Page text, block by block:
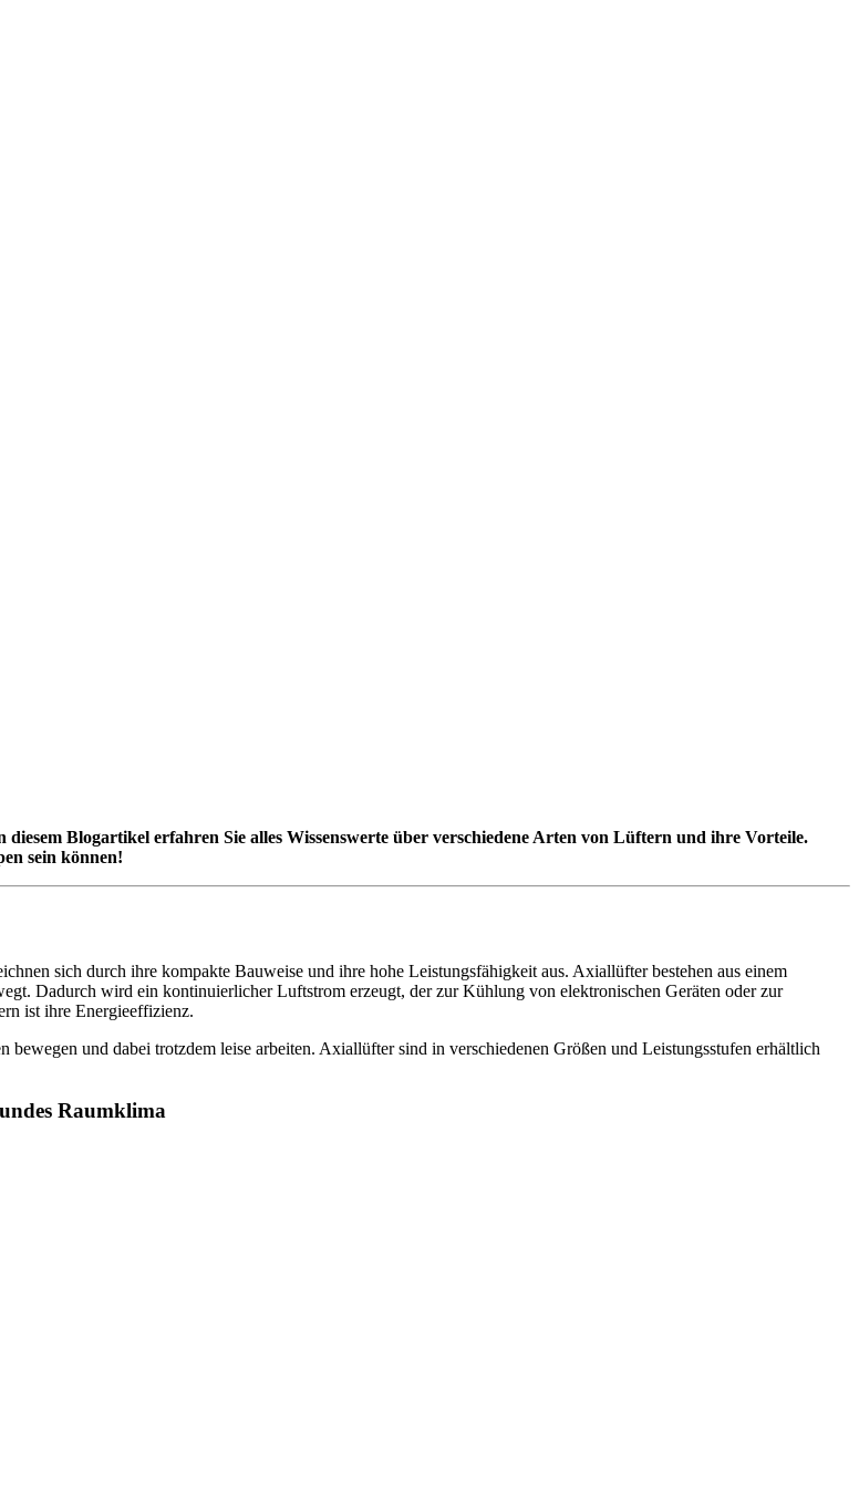
Blogartikel erfahren Sie alles Wissenswerte über verschiedene Arten von Lüftern und ihre Vorteile.
sein können!
sich durch ihre kompakte Bauweise und ihre hohe Leistungsfähigkeit aus. Axiallüfter bestehen aus einem
Dadurch wird ein kontinuierlicher Luftstrom erzeugt, der zur Kühlung von elektronischen Geräten oder zur
ist ihre Energieeffizienz.
und dabei trotzdem leise arbeiten. Axiallüfter sind in verschiedenen Größen und Leistungsstufen erhältlich
Raumklima